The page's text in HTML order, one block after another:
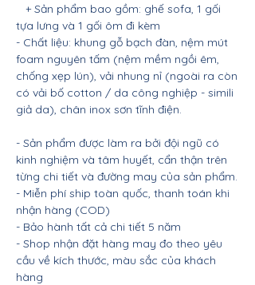
+ Sản phẩm bao gồm: ghế sofa, 1 gối
tựa lưng và 1 gối ôm đi kèm
- Chất liệu: khung gỗ bạch đàn, nệm mút
foam nguyên tấm (nệm mềm ngồi êm,
chống xẹp lún), vải nhung nỉ (ngoài ra còn
có vải bố cotton / da công nghiệp - simili
giả da), chân inox sơn tĩnh điện.
- Sản phẩm được làm ra bởi đội ngũ có
kinh nghiệm và tâm huyết, cẩn thận trên
từng chi tiết và đường may của sản phẩm.
- Miễn phí ship toàn quốc, thanh toán khi
nhận hàng (COD)
- Bảo hành tất cả chi tiết 5 năm
- Shop nhận đặt hàng may đo theo yêu
cầu về kích thước, màu sắc của khách
hàng